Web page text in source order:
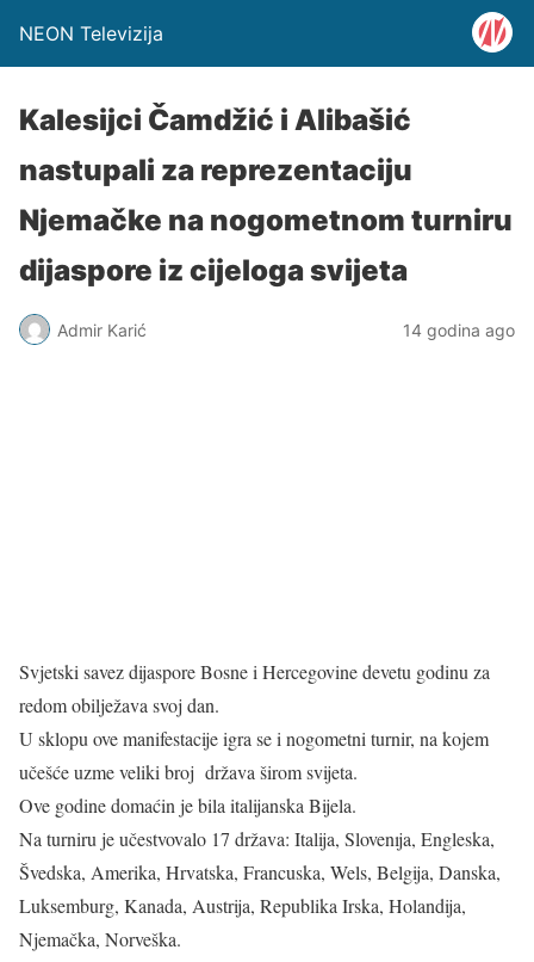
NEON Televizija
Kalesijci Čamdžić i Alibašić
nastupali za reprezentaciju
Njemačke na nogometnom turniru
dijaspore iz cijeloga svijeta
Admir Karić 14 godina ago
Svjetski savez dijaspore Bosne i Hercegovine devetu godinu za
redom obilježava svoj dan.
U sklopu ove manifestacije igra se i nogometni turnir, na kojem
učešće uzme veliki broj država širom svijeta.
Ove godine domaćin je bila italijanska Bijela.
Na turniru je učestvovalo 17 država: Italija, Slovenıja, Engleska,
Švedska, Amerika, Hrvatska, Francuska, Wels, Belgija, Danska,
Luksemburg, Kanada, Austrija, Republika Irska, Holandija,
Njemačka, Norveška.